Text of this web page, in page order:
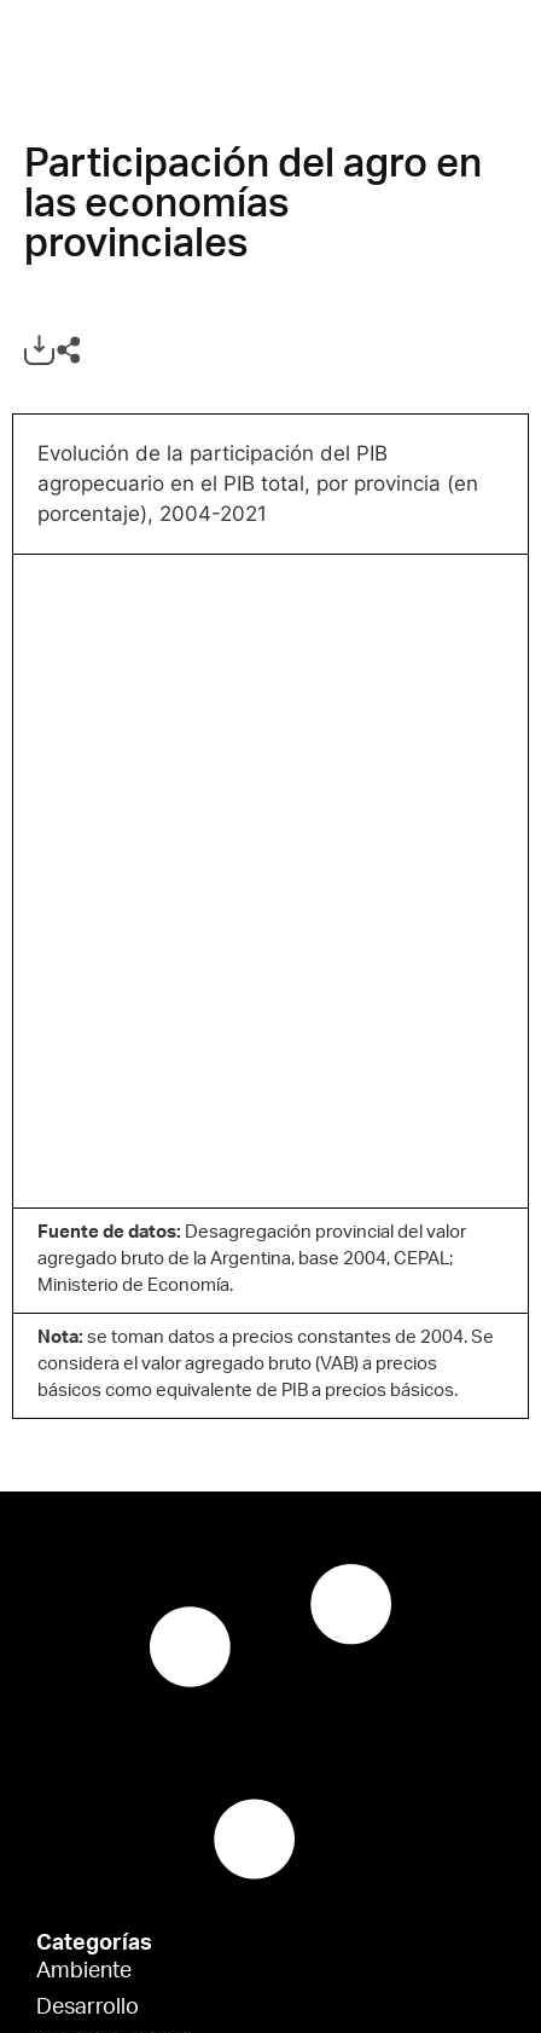
Participación del agro en
las economías
provinciales
Evolución de la participación del PIB
agropecuario en el PIB total, por provincia (en
porcentaje), 2004-2021
Fuente de datos: Desagregación provincial del valor
agregado bruto de la Argentina, base 2004, CEPAL;
Ministerio de Economía.
Nota: se toman datos a precios constantes de 2004. Se
considera el valor agregado bruto (VAB) a precios
básicos como equivalente de PIB a precios básicos.
Categorías
Ambiente
Desarrollo